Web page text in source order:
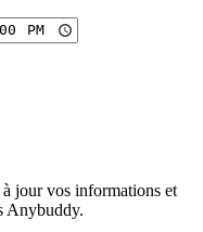
jour vos informations et
Anybuddy.